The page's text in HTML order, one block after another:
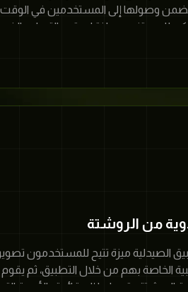
يضمن وصولها إلى المستخدمين في الوقت
للمستخدمين اختيار وقت التسليم الذي
من الروشتة
الصيدلية ميزة تتيح للمستخدمون تصوير
الخاصة بهم من خلال التطبيق، ثم يقوم
الروشتة وتحويلها إلى قائمة بالأدوية التي